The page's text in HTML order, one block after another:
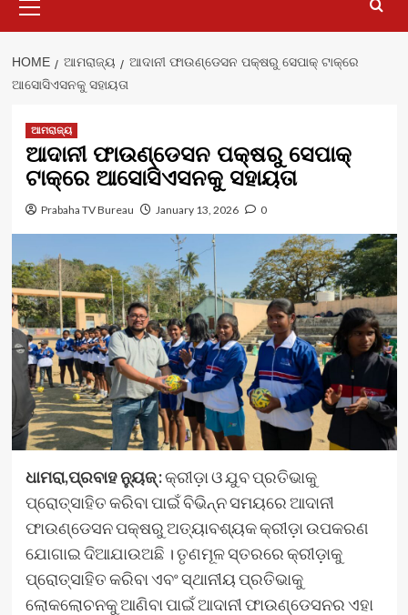
Menu
HOME ଆମରାଜ୍ୟ
ଆଦାନୀ ଫାଉଣ୍ଡେସନ ପକ୍ଷରୁ ସେପାକ୍ ଟାକ୍ରେ
ଆସୋସିଏସନକୁ ସହାୟତା
ଆମରାଜ୍ୟ
ଆଦାନୀ ଫାଉଣ୍ଡେସନ ପକ୍ଷରୁ ସେପାକ୍
ଟାକ୍ରେ ଆସୋସିଏସନକୁ ସହାୟତା
Prabaha TV Bureau January 13, 2026 0
ଧାମରା,ପ୍ରବାହ ନ୍ୟୁଜ୍ :କ୍ରୀଡ଼ା ଓ ଯୁବ ପ୍ରତିଭାକୁ
ପ୍ରୋତ୍ସାହିତ କରିବା ପାଇଁ ବିଭିନ୍ନ ସମୟରେ ଆଦାନୀ
ଫାଉଣ୍ଡେସନ ପକ୍ଷରୁ ଅତ୍ୟାବଶ୍ୟକ କ୍ରୀଡ଼ା ଉପକରଣ
ଯୋଗାଇ ଦିଆଯାଉଅଛି । ତୃଣମୂଳ ସ୍ତରରେ କ୍ରୀଡ଼ାକୁ
ପ୍ରୋତ୍ସାହିତ କରିବା ଏବଂ ସ୍ଥାନୀୟ ପ୍ରତିଭାକୁ
ଲୋକଲୋଚନକୁ ଆଣିବା ପାଇଁ ଆଦାନୀ ଫାଉଣ୍ଡେସନର ଏହା